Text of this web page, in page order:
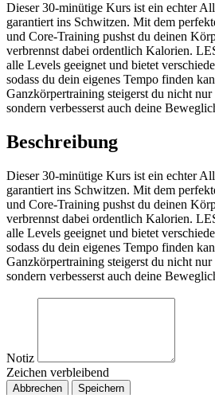
Dieser 30-minütige Kurs ist ein echter
garantiert ins Schwitzen. Mit dem
und Core-Training pushst du deinen
verbrennst dabei ordentlich Kalorien.
alle Levels geeignet und bietet
sodass du dein eigenes Tempo finden
Ganzkörpertraining steigerst du nicht
sondern verbesserst auch deine
Beschreibung
Dieser 30-minütige Kurs ist ein echter
garantiert ins Schwitzen. Mit dem
und Core-Training pushst du deinen
verbrennst dabei ordentlich Kalorien.
alle Levels geeignet und bietet
sodass du dein eigenes Tempo finden
Ganzkörpertraining steigerst du nicht
sondern verbesserst auch deine
Notiz
Zeichen verbleibend
Abbrechen Speichern